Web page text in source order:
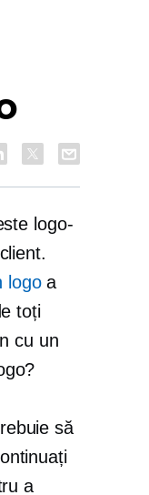
logo-
logoa
toți
cu un
să
a